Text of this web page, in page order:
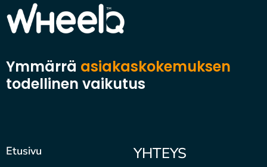
Ymmärrä asiakaskokemuksen
todellinen vaikutus
Etusivu
YHTEYS